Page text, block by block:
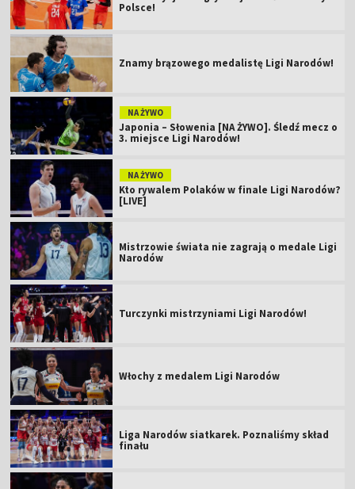
Polsce!
Znamy brązowego medalistę Ligi Narodów!
NA ŻYWO
Japonia – Słowenia [NA ŻYWO]. Śledź mecz o
3. miejsce Ligi Narodów!
NA ŻYWO
Kto rywalem Polaków w finale Ligi Narodów?
[LIVE]
Mistrzowie świata nie zagrają o medale Ligi
Narodów
Turczynki mistrzyniami Ligi Narodów!
Włochy z medalem Ligi Narodów
Liga Narodów siatkarek. Poznaliśmy skład
finału